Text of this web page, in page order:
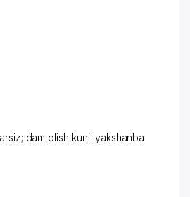
dam olish kuni: yakshanba